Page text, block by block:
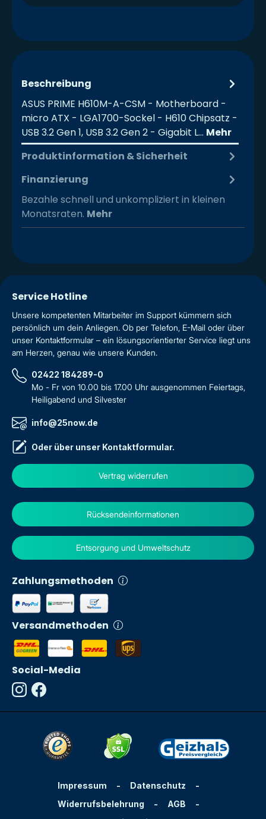
Beschreibung
ASUS PRIME H610M-A-CSM - Motherboard -
micro ATX - LGA1700-Sockel - H610 Chipsatz -
USB 3.2 Gen 1, USB 3.2 Gen 2 - Gigabit L… Mehr
Produktinformation & Sicherheit
Finanzierung
Bezahle schnell und unkompliziert in kleinen
Monatsraten. Mehr
Service Hotline
Unsere kompetenten Mitarbeiter im Support kümmern sich
persönlich um dein Anliegen. Ob per Telefon, E-Mail oder über
unser Kontaktformular – ein lösungsorientierter Service liegt uns
am Herzen, genau wie unsere Kunden.
02422 184289-0
Mo - Fr von 10.00 bis 17.00 Uhr ausgenommen Feiertags,
Heiligabend und Silvester
info@25now.de
Oder über unser Kontaktformular.
Vertrag widerrufen
Zahlungsmethoden
Versandmethoden
Rücksendeinformationen
Entsorgung und Umweltschutz
Social-Media
Impressum - Datenschutz
-
Widerrufsbelehrung
- AGB
-